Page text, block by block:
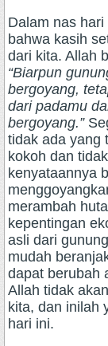
Dalam nas
bahwa kasih
dari kita. Allah
“Biarpun
bergoyang,
dari padamu
bergoyang.”
tidak ada yang
kokoh dan
kenyataannya
merambah
kepentingan
asli dari
mudah
dapat berubah
Allah tidak
kita, dan inilah
hari ini.